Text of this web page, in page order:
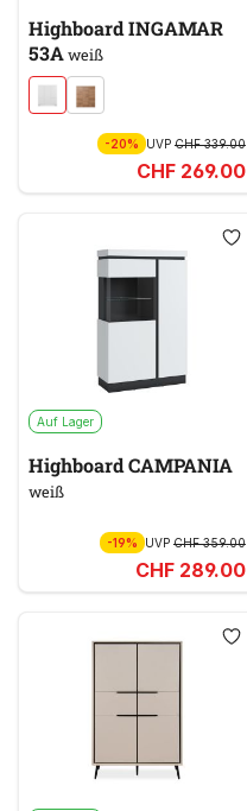
Highboard INGAMAR
53Aweiß
-20% UVP CHF 339.00
CHF 269.00
Auf Lager
Highboard CAMPANIA
weiß
-19% UVP CHF 359.00
CHF 289.00